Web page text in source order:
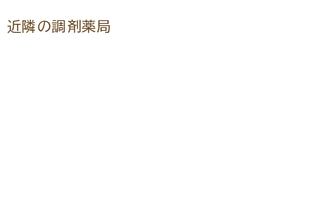
近隣の調剤薬局